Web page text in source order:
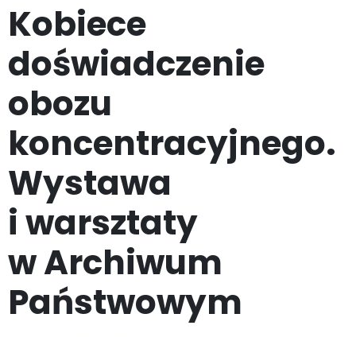
Kobiece
doświadczenie
obozu
koncentracyjnego.
Wystawa
i warsztaty
w Archiwum
Państwowym